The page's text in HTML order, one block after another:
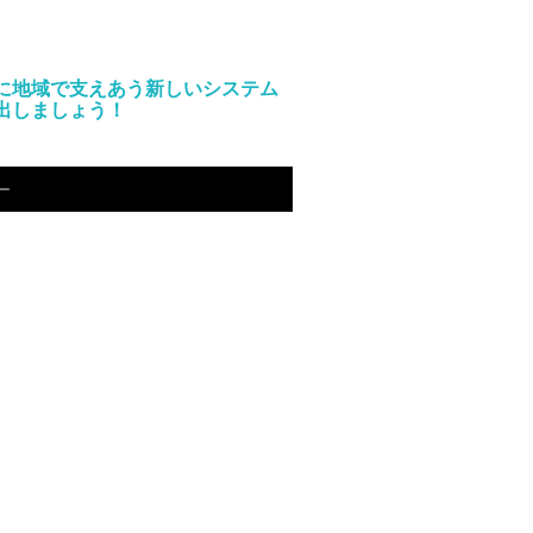
地域で支えあう新しいシステム
しましょう！